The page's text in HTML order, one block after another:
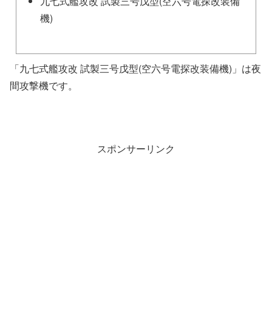
機)
「九七式艦攻改 試製三号戊型(空六号電探改装備機)」は夜
間攻撃機です。
スポンサーリンク